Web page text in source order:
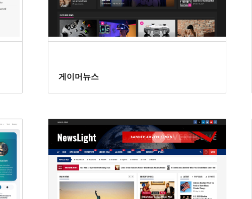
게이머뉴스